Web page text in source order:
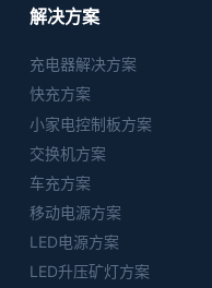
解决方案
充电器解决方案
快充方案
小家电控制板方案
交换机方案
车充方案
移动电源方案
LED电源方案
LED升压矿灯方案